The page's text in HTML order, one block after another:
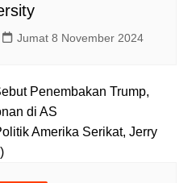
Jumat 8 November 2024
Amerika Serikat, Jerry